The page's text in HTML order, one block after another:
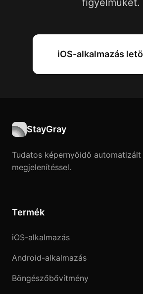
figyelmüket.
iOS-alkalmazás
StayGray
Tudatos képernyőidő
megjelenítéssel.
Termék
iOS-alkalmazás
Android-alkalmazás
Böngészőbővítmény